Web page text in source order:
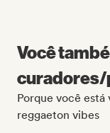
Você
Porque você
reggaeton vibes